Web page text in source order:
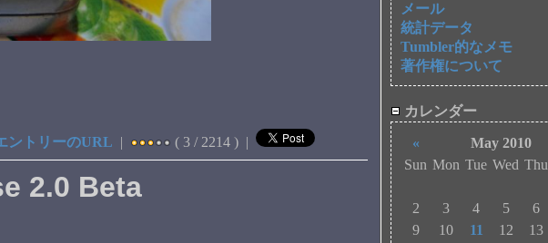
ントリーのURL | ( 3 / 2214 ) |
2.0 Beta
メール
統計データ
Tumbler的なメモ
著作権について
カレンダー
« May 2010
Sun Mon Tue Wed Thu
2
3 4 5 6
9
10 11 12 13